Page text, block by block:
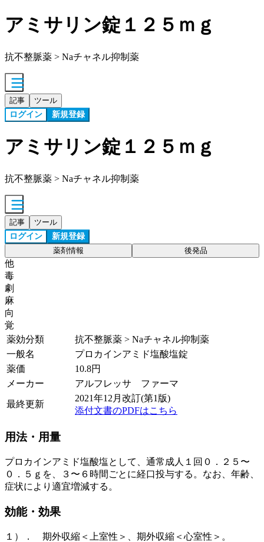
アミサリン錠１２５ｍｇ
抗不整脈薬 > Naチャネル抑制薬
記事 ツール
ログイン 新規登録
アミサリン錠１２５ｍｇ
抗不整脈薬 > Naチャネル抑制薬
記事 ツール
ログイン 新規登録
薬剤情報 後発品
他
毒
劇
麻
向
覚
薬効分類
抗不整脈薬 > Naチャネル抑制薬
一般名
プロカインアミド塩酸塩錠
薬価
10.8円
メーカー
アルフレッサ ファーマ
最終更新
2021年12月改訂(第1版)
添付文書のPDFはこちら
用法・用量
プロカインアミド塩酸塩として、通常成人１回０．２５〜
０．５ｇを、３〜６時間ごとに経口投与する。なお、年齢、
症状により適宜増減する。
効能・効果
１）． 期外収縮＜上室性＞、期外収縮＜心室性＞。